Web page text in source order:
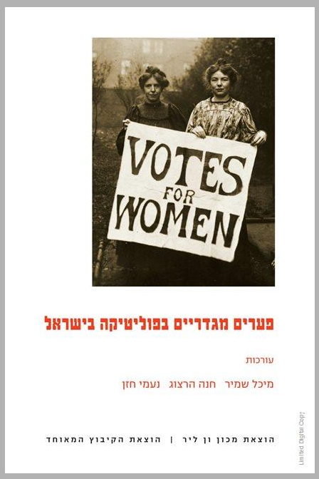
פערים מגדריים בפוליטיקה בישראל ... 0